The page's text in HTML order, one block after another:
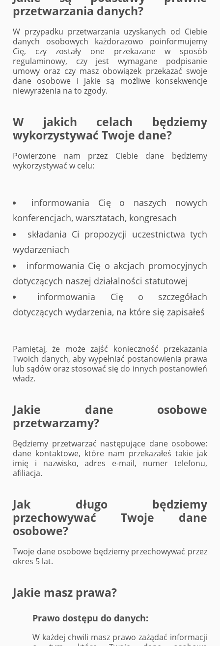
przetwarzania danych?
W przypadku przetwarzania uzyskanych od Ciebie
danych osobowych każdorazowo poinformujemy
Cię, czy zostały one przekazane w sposób
regulaminowy, czy jest wymagane podpisanie
umowy oraz czy masz obowiązek przekazać swoje
dane osobowe i jakie są możliwe konsekwencje
niewyrażenia na to zgody.
W jakich celach będziemy
wykorzystywać Twoje dane?
Powierzone nam przez Ciebie dane będziemy
wykorzystywać w celu:
informowania Cię o naszych nowych
konferencjach, warsztatach, kongresach
składania Ci propozycji uczestnictwa tych
wydarzeniach
informowania Cię o akcjach promocyjnych
dotyczących naszej działalności statutowej
informowania Cię o szczegółach
dotyczących wydarzenia, na które się zapisałeś
Pamiętaj, że może zajść konieczność przekazania
Twoich danych, aby wypełniać postanowienia prawa
lub sądów oraz stosować się do innych postanowień
władz.
Jakie dane osobowe
przetwarzamy?
Będziemy przetwarzać następujące dane osobowe:
dane kontaktowe, które nam przekazałeś takie jak
imię i nazwisko, adres e-mail, numer telefonu,
afiliacja.
Jak długo będziemy
przechowywać Twoje dane
osobowe?
Twoje dane osobowe będziemy przechowywać przez
okres 5 lat.
Jakie masz prawa?
Prawo dostępu do danych:
W każdej chwili masz prawo zażądać informacji